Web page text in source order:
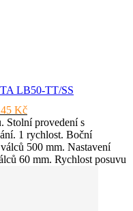
LB50-TT/SS
KčAktuální
cena
je:
54
145 Kč.
Stolní provedení s
1 rychlost. Boční
500 mm. Nastavení
60 mm. Rychlost posuvu